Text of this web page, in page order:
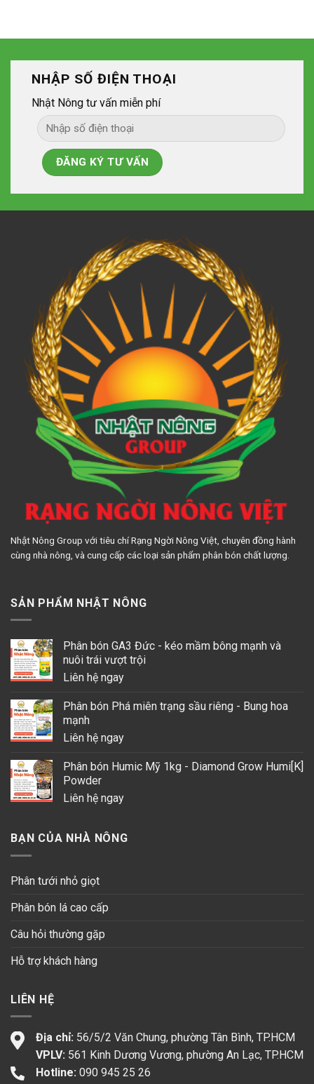
NHẬP SỐ ĐIỆN THOẠI
Nhật Nông tư vấn miễn phí
Nhật Nông Group với tiêu chí Rạng Ngời Nông Việt, chuyên đồng hành
cùng nhà nông, và cung cấp các loại sản phẩm phân bón chất lượng.
SẢN PHẨM NHẬT NÔNG
Phân bón GA3 Đức - kéo mầm bông mạnh và
nuôi trái vượt trội
Liên hệ ngay
Phân bón Phá miên trạng sầu riêng - Bung hoa
mạnh
Liên hệ ngay
Phân bón Humic Mỹ 1kg - Diamond Grow Humi[K]
Powder
Liên hệ ngay
BẠN CỦA NHÀ NÔNG
Phân tưới nhỏ giọt
Phân bón lá cao cấp
Câu hỏi thường gặp
Hỗ trợ khách hàng
LIÊN HỆ
Địa chỉ: 56/5/2 Văn Chung, phường Tân Bình, TP.HCM
VPLV: 561 Kinh Dương Vương, phường An Lạc, TP.HCM
Hotline: 090 945 25 26